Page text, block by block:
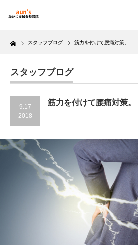
Home スタッフブログ 筋力を付けて腰痛対策。
スタッフブログ
9.17
2018
筋力を付けて腰痛対策。